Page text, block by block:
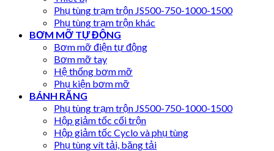
Phụ tùng trạm trộn JS500-750-1000-1500
Phụ tùng trạm trộn khác
BƠM MỠ TỰ ĐỘNG
Bơm mỡ điện tự động
Bơm mỡ tay
Hệ thống bơm mỡ
Phụ kiện bơm mỡ
BÁNH RĂNG
Phụ tùng trạm trộn JS500-750-1000-1500
Hộp giảm tốc cối trộn
Hộp giảm tốc Cyclo và phụ tùng
Phụ tùng vít tải, băng tải